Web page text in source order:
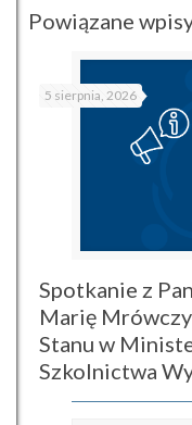
Powiązane
5 sierpnia, 2026
Spotkanie z
Marię
Stanu w
Szkolnictwa